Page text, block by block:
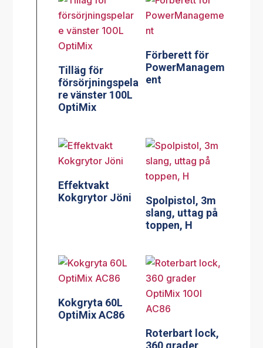
Tilläg för
försörjningspela
re vänster 100L
OptiMix
Förberett för
PowerManagem
ent
Effektvakt
Kokgrytor Jöni
Spolpistol, 3m
slang, uttag på
toppen, H
Kokgryta 60L
OptiMix AC86
Roterbart lock,